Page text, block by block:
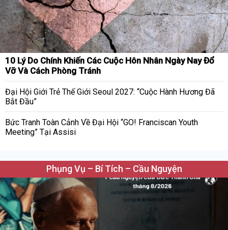
10 Lý Do Chính Khiến Các Cuộc Hôn Nhân Ngày Nay Đổ
Vỡ Và Cách Phòng Tránh
Đại Hội Giới Trẻ Thế Giới Seoul 2027: “Cuộc Hành Hương Đã
Bắt Đầu”
Bức Tranh Toàn Cảnh Về Đại Hội “GO! Franciscan Youth
Meeting” Tại Assisi
Phụng Vụ – Bí Tích – Cầu Nguyện